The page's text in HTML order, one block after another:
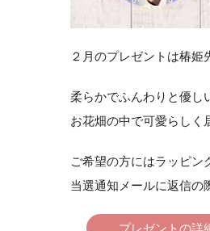
２月のプレゼントは椿姫
柔らかでふんわりと優し
お花畑の中で可愛らし
ご希望の方にはラッピン
当選通知メールに返信の
プレゼントの詳